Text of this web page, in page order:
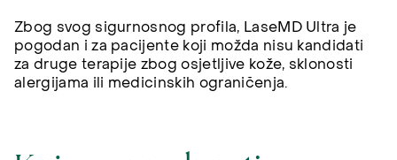
Zbog svog sigurnosnog profila, LaseMD Ultra je
pogodan i za pacijente koji možda nisu kandidati
za druge terapije zbog osjetljive kože, sklonosti
alergijama ili medicinskih ograničenja.